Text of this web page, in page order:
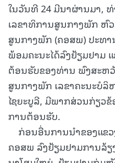
ໃນວັນທີ 24 ມີນາຜ່ານມາ,
ເລຂາທິການສູນກາງພັກ ຫົ
ສູນກາງພັກ (ຄອສພ) ປະທ
ພ້ອມຄະນະໄດ້ລົງຢ້ຽມຢາມ
ຕ້ອນຮັບຂອງທ່ານ ພົງສະຫ
ສູນກາງພັກ ເລຂາຄະນະບໍລິ
ໄຊຍະບູລີ, ມີພາກສ່ວນກ່ຽວຂ້
ການຕ້ອນຮັບ.
ກ່ອນອື່ນການນໍາຂອງແຂ
ຄອສພ ລົງຢ້ຽມຢາມການລ້